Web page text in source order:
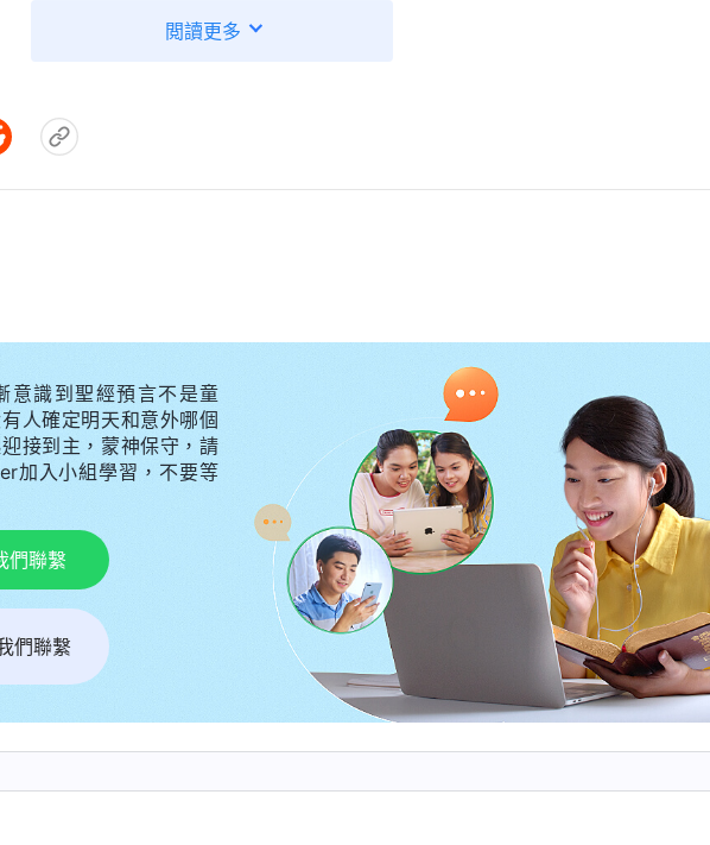
絡人心控制人，甚至還有些人有意讓人誤會他是神，從而把他當神待。他
的作工、神的性情與神自己 一》
少談自己盡本分有哪些偏差、缺少，也很少亮相自己的敗壞、軟弱。她從
了幫助，明白了哪方面的真理原則。她讓弟兄姊妹看到的都是她偽裝出來
自己的恩賜作工講道，從來不高舉神、見證神，而是顯露自己迷惑人，導
，都受她迷惑，對她崇拜追隨，她用這種手段就是想要在人心中有地位，
作所為不但没有分辨，還高看她有恩賜、特長，會解决問題，認為她明白
，我實在太瞎眼了！
：「有一部分人常常被一些外表似乎是很屬靈、似乎是很高尚、似乎是形
字句道理、外表説話行事能讓人佩服的人，他們從來不看這些人做事的實
事的目標是什麽，也從來不看這些人是否真實順服神，是否是真實敬畏神
，他們從來不加分辨，而是從開始的不熟悉到熟悉，再到一點一點地佩服
像。」 《話・卷二 關于認識神・怎樣認識神的性情與神作工要達到的果效》「
道理還是實際，總的來説，人最應該持守的人并没有持守住，人最應該
閲讀更多
意識到聖經預言不是童
人確定明天和意外哪個
接到主，蒙神保守，請
加入小組學習，不要等
們聯繫
們聯繫